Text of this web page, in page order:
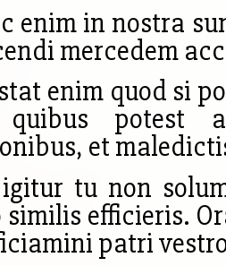
enim in nostra
mercedem
enim quod si
quibus potest
et
tu non
similis efficieris.
patri